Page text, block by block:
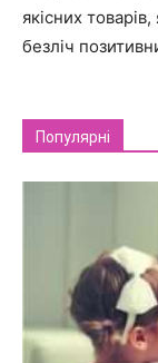
якісних
безліч
Популярні